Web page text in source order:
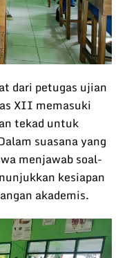
dari petugas ujian
XII memasuki
tekad untuk
suasana yang
menjawab soal-
kesiapan
akademis.